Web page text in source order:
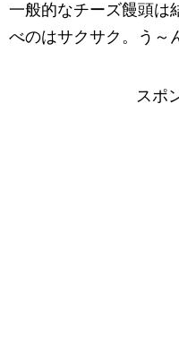
一般的なチーズ饅頭は
べのはサクサク。う～
スポ